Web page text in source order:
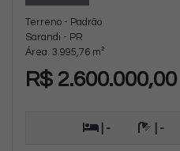
Terreno - Padrão
Sarandi - PR
Área: 3.995,76 m²
R$ 2.600.000,00
| - | -